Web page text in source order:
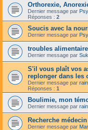
Orthorexie,
Dernier message par
Réponses : 2
Soucis avec la
Dernier message par
troubles alimentaire
Dernier message par
S'il vous plaît vos
replonger dans les
Dernier message par
Réponses : 1
Boulimie, mon
Dernier message par
Recherche
Dernier message par